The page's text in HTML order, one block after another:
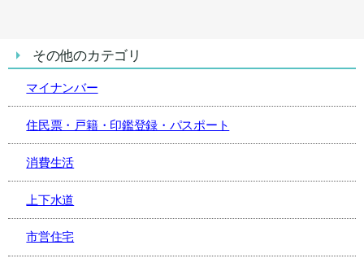
その他のカテゴリ
マイナンバー
住民票・戸籍・印鑑登録・パスポート
消費生活
上下水道
市営住宅